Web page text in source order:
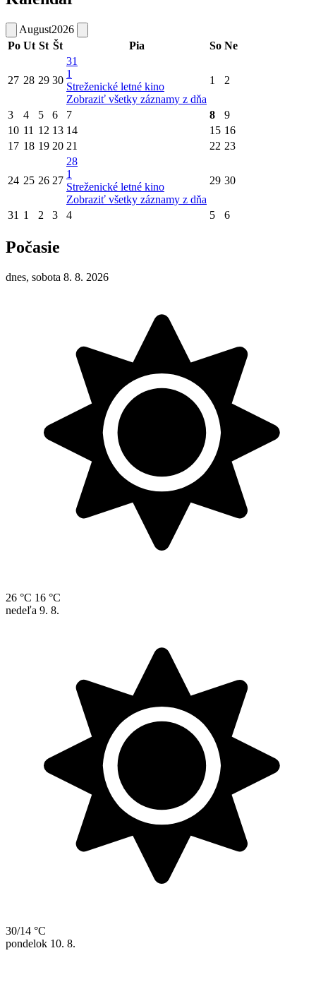
August2026
Po Ut St Št Pia So Ne
27 28 29 30
31
1
Streženické letné kino
Zobraziť všetky záznamy z dňa
1 2
3 4 5 6 7 8
9
10 11 12 13 14 15 16
17 18 19 20 21 22 23
24 25 26 27
28
1
Streženické letné kino
Zobraziť všetky záznamy z dňa
29 30
31 1 2 3 4 5 6
Počasie
dnes, sobota 8. 8. 2026
26 °C 16 °C
nedeľa 9. 8.
30/14 °C
pondelok 10. 8.